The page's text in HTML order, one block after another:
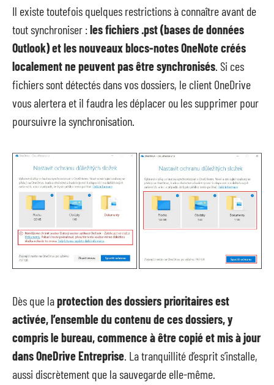
Il existe toutefois quelques restrictions à connaître avant de
tout synchroniser :les fichiers .pst (bases de données
Outlook) et les nouveaux blocs-notes OneNote créés
localement ne peuvent pas être synchronisés . Si ces
fichiers sont détectés dans vos dossiers, le client OneDrive
vous alertera et il faudra les déplacer ou les supprimer pour
poursuivre la synchronisation.
Dès que laprotection des dossiers prioritaires est
activée, l’ensemble du contenu de ces dossiers, y
compris le bureau, commence à être copié et mis à jour
dans OneDrive Entreprise. La tranquillité d’esprit s’installe,
aussi discrètement que la sauvegarde elle-même.